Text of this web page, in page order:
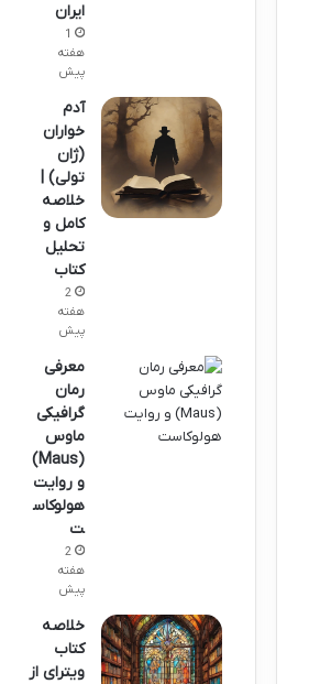
ایران
1
هفته
پیش
آدم
خواران
(ژان
تولی) |
خلاصه
کامل و
تحلیل
کتاب
2
هفته
پیش
معرفی
رمان
گرافیکی
ماوس
(Maus)
و روایت
هولوکاس
ت
2
هفته
پیش
خلاصه
کتاب
ویترای از